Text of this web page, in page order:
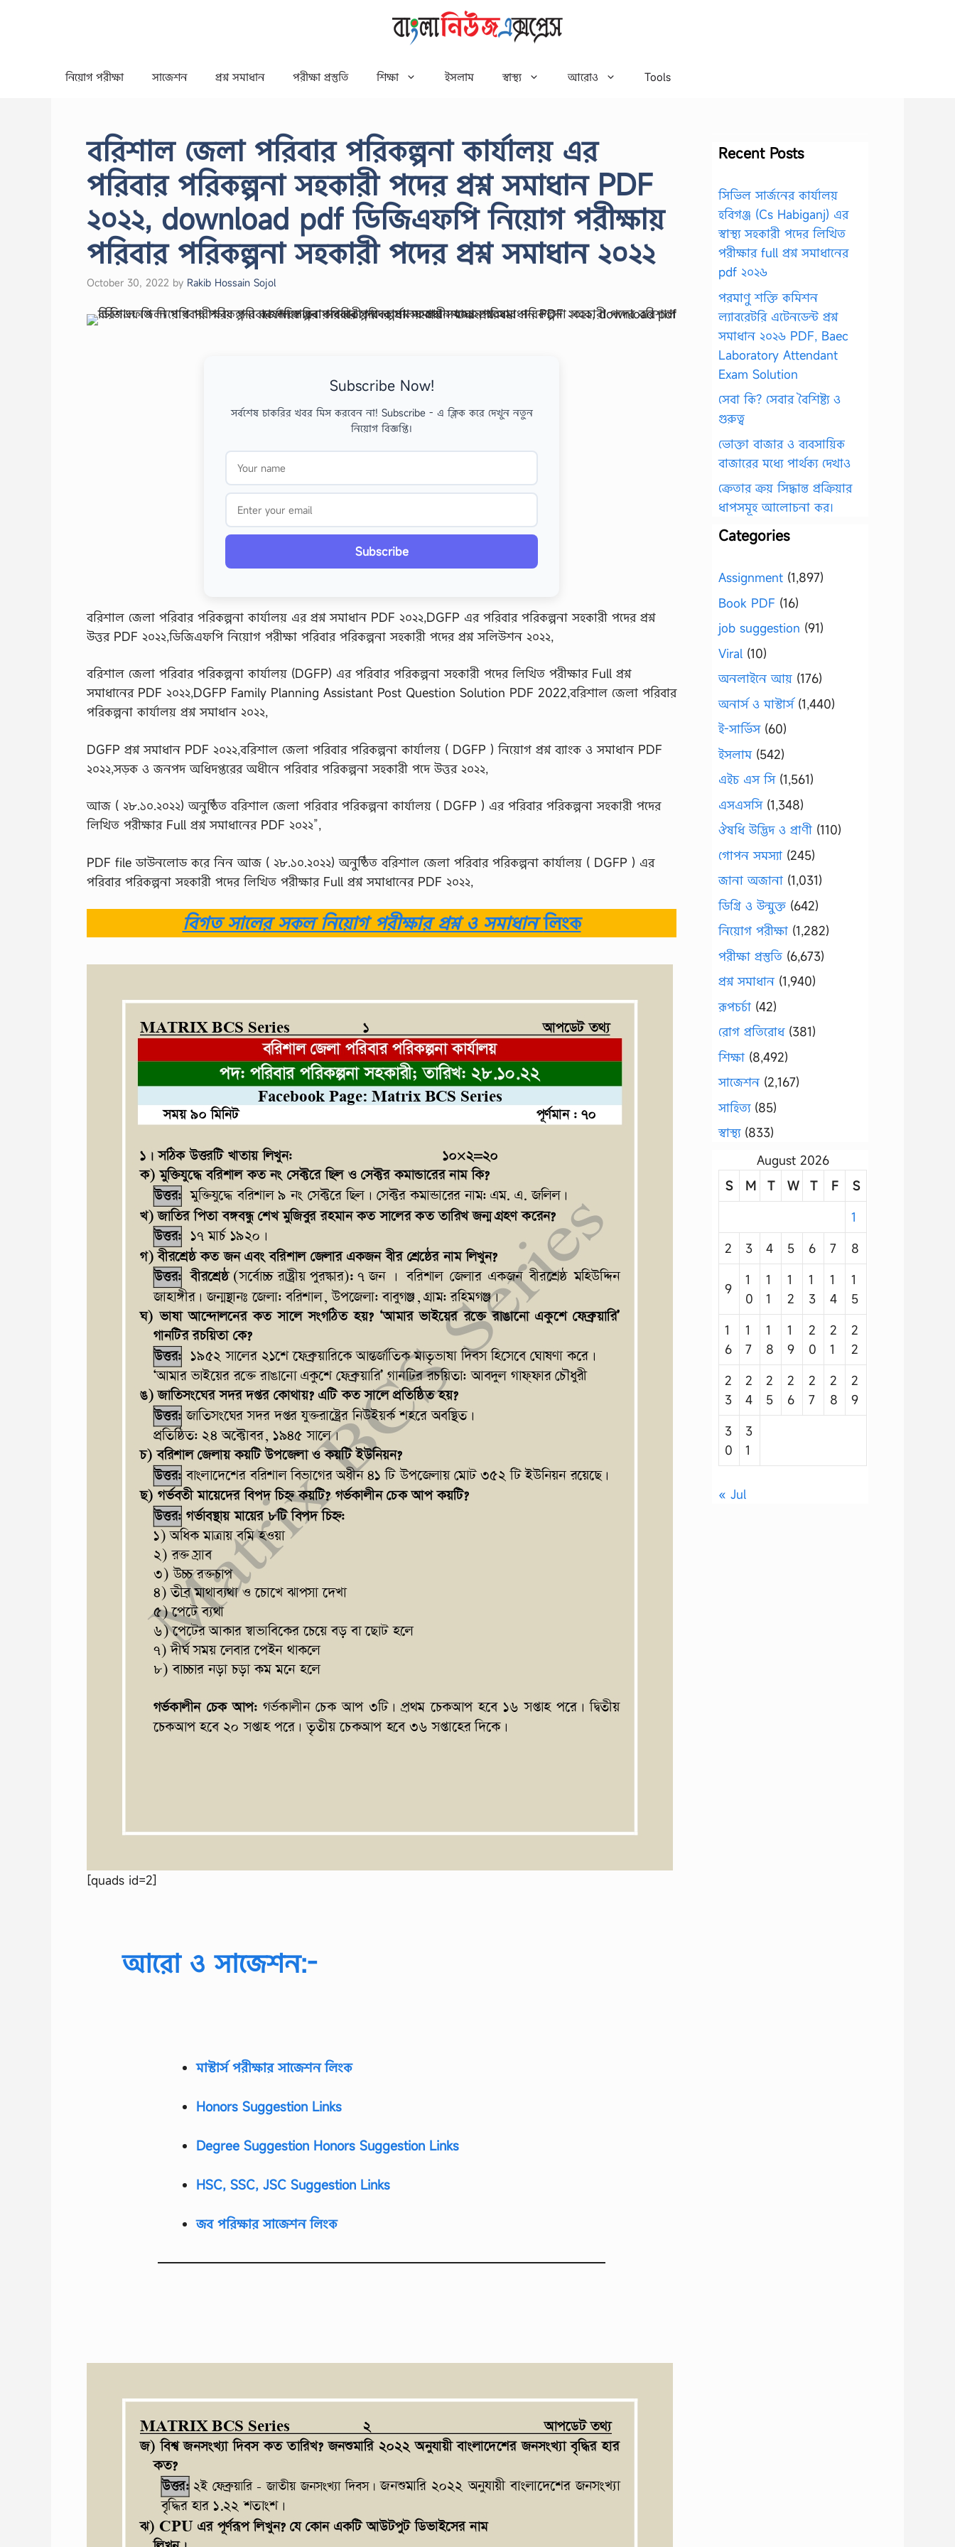
নিয়োগ পরীক্ষা সাজেশন প্রশ্ন সমাধান পরীক্ষা প্রস্তুতি শিক্ষা ইসলাম স্বাস্থ্য আরোও Tools
বরিশাল জেলা পরিবার পরিকল্পনা কার্যালয় এর
পরিবার পরিকল্পনা সহকারী পদের প্রশ্ন সমাধান PDF
২০২২, download pdf ডিজিএফপি নিয়োগ পরীক্ষায়
পরিবার পরিকল্পনা সহকারী পদের প্রশ্ন সমাধান ২০২২
October 30, 2022 by Rakib Hossain Sojol
Subscribe Now!
সর্বশেষ চাকরির খবর মিস করবেন না! Subscribe - এ ক্লিক করে দেখুন নতুন
নিয়োগ বিজ্ঞপ্তি।
Subscribe
বরিশাল জেলা পরিবার পরিকল্পনা কার্যালয় এর প্রশ্ন সমাধান PDF ২০২২,DGFP এর পরিবার পরিকল্পনা সহকারী পদের প্রশ্ন
উত্তর PDF ২০২২,ডিজিএফপি নিয়োগ পরীক্ষা পরিবার পরিকল্পনা সহকারী পদের প্রশ্ন সলিউশন ২০২২,
বরিশাল জেলা পরিবার পরিকল্পনা কার্যালয় (DGFP) এর পরিবার পরিকল্পনা সহকারী পদের লিখিত পরীক্ষার Full প্রশ্ন
সমাধানের PDF ২০২২,DGFP Family Planning Assistant Post Question Solution PDF 2022,বরিশাল জেলা পরিবার
পরিকল্পনা কার্যালয় প্রশ্ন সমাধান ২০২২,
DGFP প্রশ্ন সমাধান PDF ২০২২,বরিশাল জেলা পরিবার পরিকল্পনা কার্যালয় ( DGFP ) নিয়োগ প্রশ্ন ব্যাংক ও সমাধান PDF
২০২২,সড়ক ও জনপদ অধিদপ্তরের অধীনে পরিবার পরিকল্পনা সহকারী পদে উত্তর ২০২২,
আজ ( ২৮.১০.২০২২) অনুষ্ঠিত বরিশাল জেলা পরিবার পরিকল্পনা কার্যালয় ( DGFP ) এর পরিবার পরিকল্পনা সহকারী পদের
লিখিত পরীক্ষার Full প্রশ্ন সমাধানের PDF ২০২২”,
PDF file ডাউনলোড করে নিন আজ ( ২৮.১০.২০২২) অনুষ্ঠিত বরিশাল জেলা পরিবার পরিকল্পনা কার্যালয় ( DGFP ) এর
পরিবার পরিকল্পনা সহকারী পদের লিখিত পরীক্ষার Full প্রশ্ন সমাধানের PDF ২০২২,
বিগত সালের সকল নিয়োগ পরীক্ষার প্রশ্ন ও সমাধানলিংক
[quads id=2]
আরো ও সাজেশন:-
মাস্টার্স পরীক্ষার সাজেশন লিংক
Honors Suggestion Links
Degree Suggestion Honors Suggestion Links
HSC, SSC, JSC Suggestion Links
জব পরিক্ষার সাজেশন লিংক
Recent Posts
সিভিল সার্জনের কার্যালয়
হবিগঞ্জ (Cs Habiganj) এর
স্বাস্থ্য সহকারী পদের লিখিত
পরীক্ষার full প্রশ্ন সমাধানের
pdf ২০২৬
পরমাণু শক্তি কমিশন
ল্যাবরেটরি এটেনডেন্ট প্রশ্ন
সমাধান ২০২৬ PDF, Baec
Laboratory Attendant
Exam Solution
সেবা কি? সেবার বৈশিষ্ট্য ও
গুরুত্ব
ভোক্তা বাজার ও ব্যবসায়িক
বাজারের মধ্যে পার্থক্য দেখাও
ক্রেতার ক্রয় সিদ্ধান্ত প্রক্রিয়ার
ধাপসমূহ আলোচনা কর।
Categories
Assignment (1,897)
Book PDF (16)
job suggestion (91)
Viral (10)
অনলাইনে আয় (176)
অনার্স ও মাস্টার্স(1,440)
ই-সার্ভিস(60)
ইসলাম(542)
এইচ এস সি(1,561)
এসএসসি(1,348)
ঔষধি উদ্ভিদ ও প্রাণী (110)
গোপন সমস্যা (245)
জানা অজানা (1,031)
ডিগ্রি ও উন্মুক্ত (642)
নিয়োগ পরীক্ষা (1,282)
পরীক্ষা প্রস্তুতি (6,673)
প্রশ্ন সমাধান (1,940)
রূপচর্চা (42)
রোগ প্রতিরোধ(381)
শিক্ষা (8,492)
সাজেশন (2,167)
সাহিত্য(85)
স্বাস্থ্য(833)
August 2026
S
M T W T F
S
1
2
3 4 5 6 7 8
9
1
0
1
1
1
2
1
3
1
4
1
5
1
6
1
7
1
8
1
9
2
0
2
1
2
2
2
3
2
4
2
5
2
6
2
7
2
8
2
9
3
0
3
1
« Jul